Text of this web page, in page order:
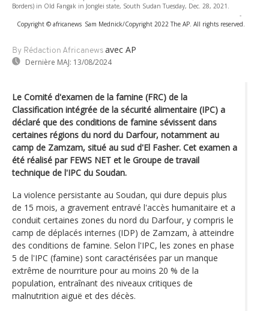
Borders) in Old Fangak in Jonglei state, South Sudan Tuesday, Dec. 28, 2021.
-
Copyright © africanews Sam Mednick/Copyright 2022 The AP. All rights reserved.
By Rédaction Africanews avec AP
Dernière MAJ: 13/08/2024
Le Comité d'examen de la famine (FRC) de la
Classification intégrée de la sécurité alimentaire (IPC) a
déclaré que des conditions de famine sévissent dans
certaines régions du nord du Darfour, notamment au
camp de Zamzam, situé au sud d'El Fasher. Cet examen a
été réalisé par FEWS NET et le Groupe de travail
technique de l'IPC du Soudan.
La violence persistante au Soudan, qui dure depuis plus
de 15 mois, a gravement entravé l'accès humanitaire et a
conduit certaines zones du nord du Darfour, y compris le
camp de déplacés internes (IDP) de Zamzam, à atteindre
des conditions de famine. Selon l'IPC, les zones en phase
5 de l'IPC (famine) sont caractérisées par un manque
extrême de nourriture pour au moins 20 % de la
population, entraînant des niveaux critiques de
malnutrition aiguë et des décès.